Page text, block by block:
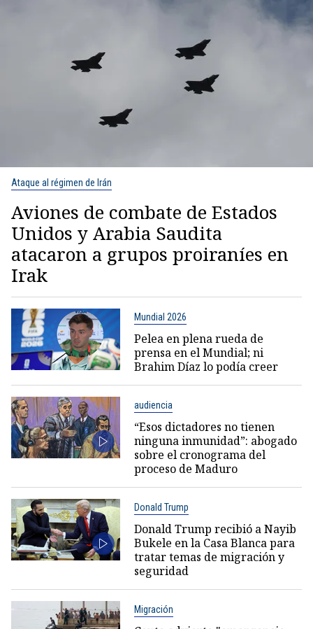
Ataque al régimen de Irán
Aviones de combate de Estados
Unidos y Arabia Saudita
atacaron a grupos proiraníes en
Irak
Mundial 2026
Pelea en plena rueda de
prensa en el Mundial; ni
Brahim Díaz lo podía creer
audiencia
“Esos dictadores no tienen
ninguna inmunidad”: abogado
sobre el cronograma del
proceso de Maduro
Donald Trump
Donald Trump recibió a Nayib
Bukele en la Casa Blanca para
tratar temas de migración y
seguridad
Migración